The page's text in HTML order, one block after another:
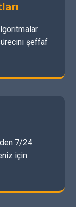
şeffaf
7/24
için